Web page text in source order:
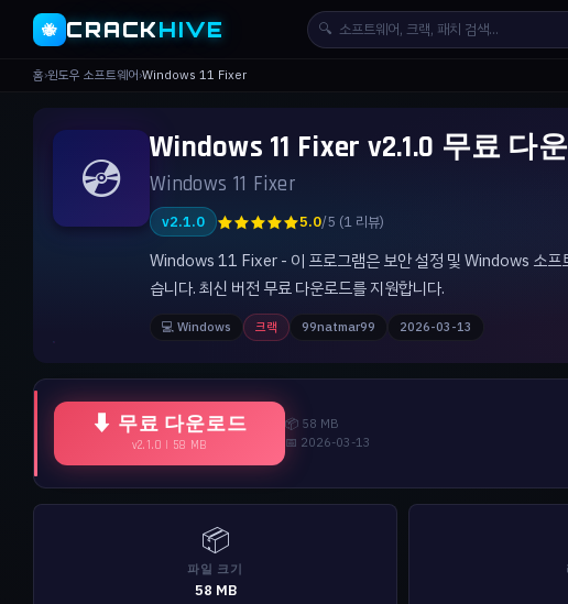
🐝 CRACKHIVE 🔍
홈›윈도우 소프트웨어›Windows 11 Fixer
💿 Windows 11 Fixer v2.1.0 무료 다
Windows 11 Fixer
v2.1.0 ★★★★★5.0/5 (1 리뷰)
Windows 11 Fixer - 이 프로그램은 보안 설정 및 Windows 소프
습니다. 최신 버전 무료 다운로드를 지원합니다.
💻 Windows 크랙 99natmar99 2026-03-13
⬇ 무료 다운로드
v2.1.0 | 58 MB
📦 58 MB
📅 2026-03-13
📦
파일 크기
58 MB